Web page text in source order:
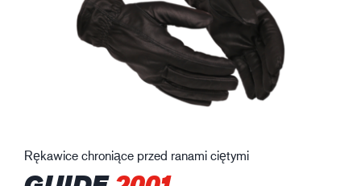
Rękawice chroniące przed ranami ciętymi